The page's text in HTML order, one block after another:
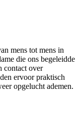
mens tot mens in
die ons begeleidde
contact over
ervoor praktisch
opgelucht ademen.